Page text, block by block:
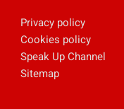
Privacy policy
Cookies policy
Speak Up Channel
Sitemap